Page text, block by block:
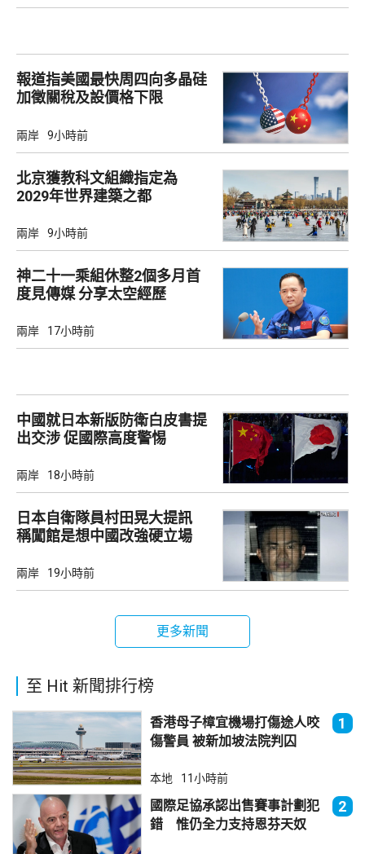
報道指美國最快周四向多晶硅
加徵關稅及設價格下限
兩岸 9小時前
北京獲教科文組織指定為
2029年世界建築之都
兩岸 9小時前
神二十一乘組休整2個多月首
度見傳媒 分享太空經歷
兩岸 17小時前
中國就日本新版防衛白皮書提
出交涉 促國際高度警惕
兩岸 18小時前
日本自衛隊員村田晃大提訊
稱闖館是想中國改強硬立場
兩岸 19小時前
更多新聞
至 Hit 新聞排行榜
香港母子樟宜機場打傷途人咬
傷警員 被新加坡法院判囚
1
本地 11小時前
國際足協承認出售賽事計劃犯
錯 惟仍全力支持恩芬天奴
2